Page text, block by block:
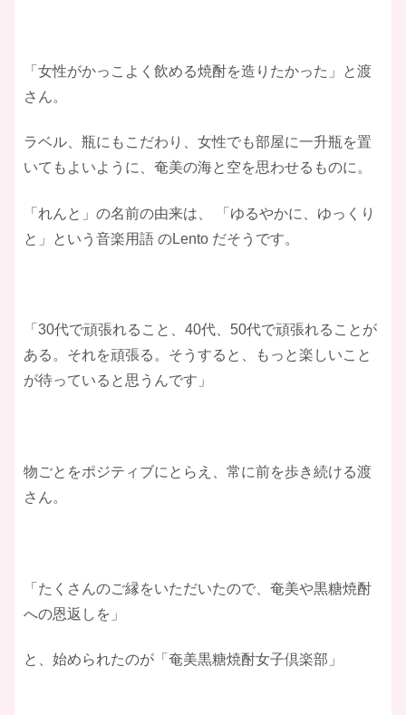
「女性がかっこよく飲める焼酎を造りたかった」と渡
さん。
ラベル、瓶にもこだわり、女性でも部屋に一升瓶を置
いてもよいように、奄美の海と空を思わせるものに。
「れんと」の名前の由来は、 「ゆるやかに、ゆっくり
と」という音楽用語 のLento だそうです。
「30代で頑張れること、40代、50代で頑張れることが
ある。それを頑張る。そうすると、もっと楽しいこと
が待っていると思うんです」
物ごとをポジティブにとらえ、常に前を歩き続ける渡
さん。
「たくさんのご縁をいただいたので、奄美や黒糖焼酎
への恩返しを」
と、始められたのが「奄美黒糖焼酎女子倶楽部」